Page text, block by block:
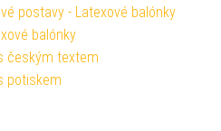
postavy - Latexové balónky
balónky
českým textem
potiskem